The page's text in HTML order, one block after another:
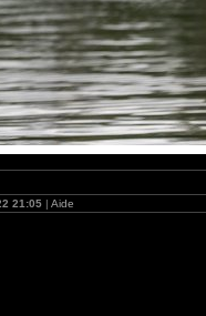
21:05| Aide